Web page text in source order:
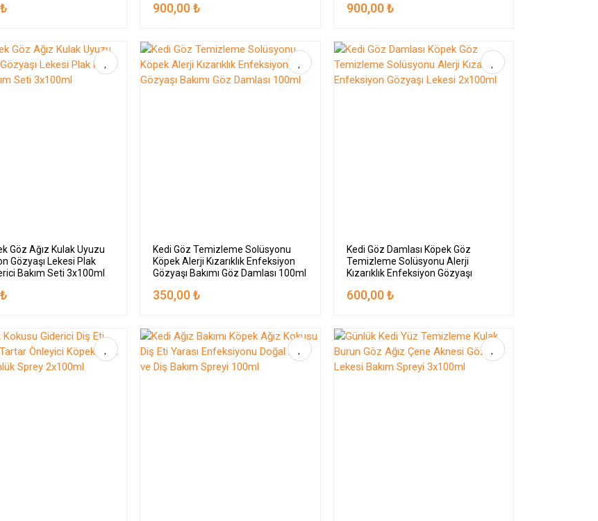
900,00 ₺ 900,00 ₺
Göz Ağız Kulak Uyuzu
Gözyaşı Lekesi Plak
Bakım Seti 3x100ml
Kedi Göz Temizleme Solüsyonu
Köpek Alerji Kızarıklık Enfeksiyon
Gözyaşı Bakımı Göz Damlası 100ml
350,00 ₺
Kedi Göz Damlası Köpek Göz
Temizleme Solüsyonu Alerji
Kızarıklık Enfeksiyon Gözyaşı
600,00 ₺